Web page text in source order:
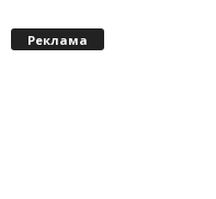
Реклама